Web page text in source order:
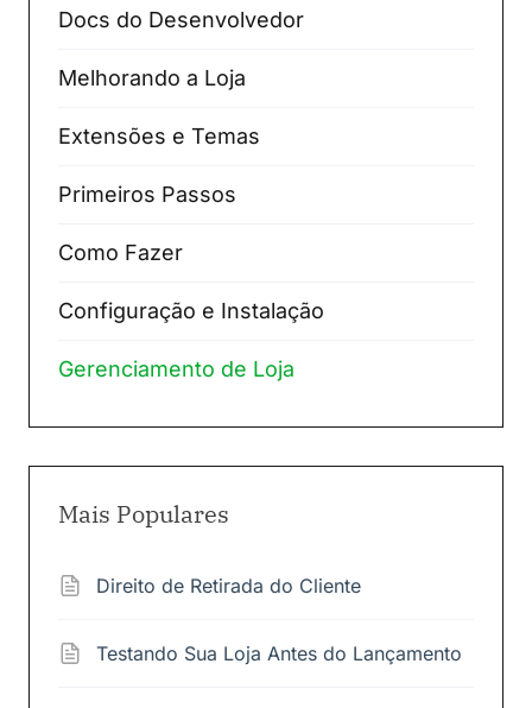
Docs do Desenvolvedor
Melhorando a Loja
Extensões e Temas
Primeiros Passos
Como Fazer
Configuração e Instalação
Gerenciamento de Loja
Mais Populares
Direito de Retirada do Cliente
Testando Sua Loja Antes do Lançamento